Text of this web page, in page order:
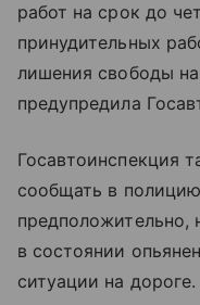
работ на срок до
принудительных
лишения свободы
предупредила
Госавтоинспекция
сообщать в
предположительно,
в состоянии
ситуации на дороге.